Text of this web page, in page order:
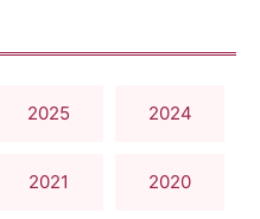
2025 2024
2021 2020